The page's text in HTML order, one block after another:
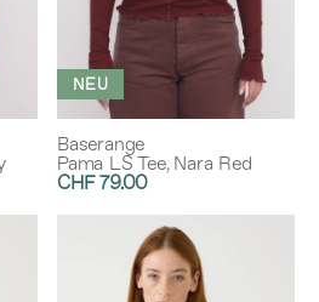
NEU
Baserange
Pama LS Tee, Nara Red
CHF 79.00